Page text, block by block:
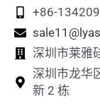
+86-
深圳市莱雅
深圳市龙华
新 2 栋